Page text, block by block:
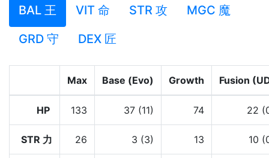
BAL 王 VIT 命 STR 攻
MGC 魔
GRD 守
DEX 匠
Max Base (Evo) Growth Fusion
HP 133 37 (11) 74 22
STR 力 26 3 (3) 13 10